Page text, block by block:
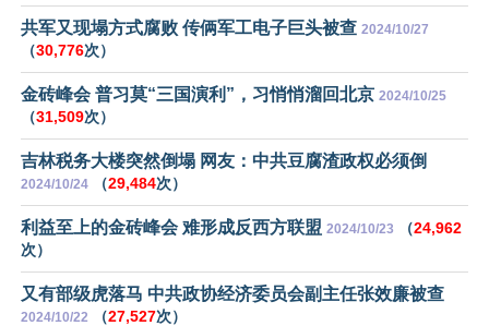
共军又现塌方式腐败 传俩军工电子巨头被查 2024/10/27
（30,776次）
金砖峰会 普习莫“三国演利”，习悄悄溜回北京 2024/10/25
（31,509次）
吉林税务大楼突然倒塌 网友：中共豆腐渣政权必须倒
2024/10/24 （29,484次）
利益至上的金砖峰会 难形成反西方联盟 2024/10/23 （24,962
次）
又有部级虎落马 中共政协经济委员会副主任张效廉被查
2024/10/22 （27,527次）